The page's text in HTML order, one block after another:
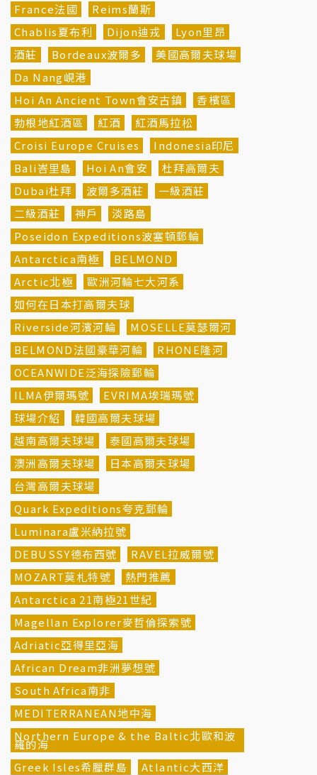
France法國
Reims蘭斯
Chablis夏布利
Dijon迪戎
Lyon里昂
酒莊
Bordeaux波爾多
美國高爾夫球場
Da Nang峴港
Hoi An Ancient Town會安古鎮
香檳區
勃根地紅酒區
紅酒
紅酒馬拉松
Croisi Europe Cruises
Indonesia印尼
Bali峇里島
Hoi An會安
杜拜高爾夫
Dubai杜拜
波爾多酒莊
一級酒莊
二級酒莊
神戶
淡路島
Poseidon Expeditions波塞頓郵輪
Antarctica南極
BELMOND
Arctic北極
歐洲河輪七大河系
如何在日本打高爾夫球
Riverside河濱河輪
MOSELLE莫瑟爾河
BELMOND法國豪華河輪
RHONE隆河
OCEANWIDE泛海探險郵輪
ILMA伊爾瑪號
EVRIMA埃瑞瑪號
球場介紹
韓國高爾夫球場
越南高爾夫球場
泰國高爾夫球場
澳洲高爾夫球場
日本高爾夫球場
台灣高爾夫球場
Quark Expeditions夸克郵輪
Luminara盧米納拉號
DEBUSSY德布西號
RAVEL拉威爾號
MOZART莫札特號
熱門推薦
Antarctica 21南極21世紀
Magellan Explorer麥哲倫探索號
Adriatic亞得里亞海
African Dream非洲夢想號
South Africa南非
MEDITERRANEAN地中海
Northern Europe & the Baltic北歐和波
羅的海
Greek Isles希臘群島
Atlantic大西洋